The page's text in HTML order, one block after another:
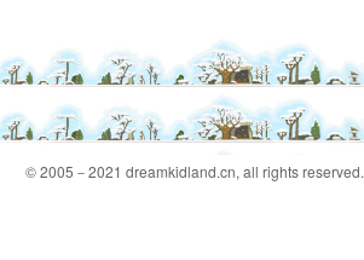
© 2005－2021 dreamkidland.cn, all rights reserved.